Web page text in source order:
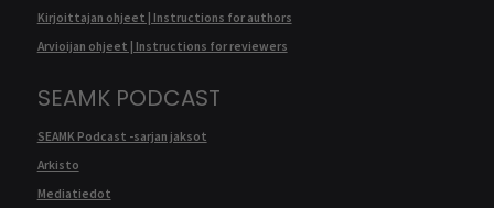
Kirjoittajan ohjeet | Instructions for authors
Arvioijan ohjeet | Instructions for reviewers
SEAMK PODCAST
SEAMK Podcast -sarjan jaksot
Arkisto
Mediatiedot